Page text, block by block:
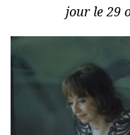
jour le 29